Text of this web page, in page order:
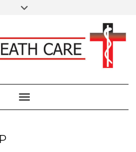
Donaties - Schenkingen
Toggle navigatie